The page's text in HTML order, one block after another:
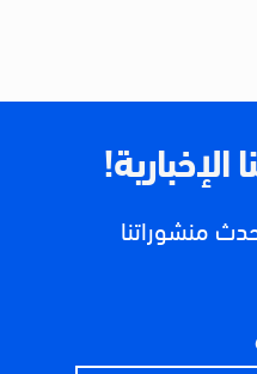
منشوراتنا